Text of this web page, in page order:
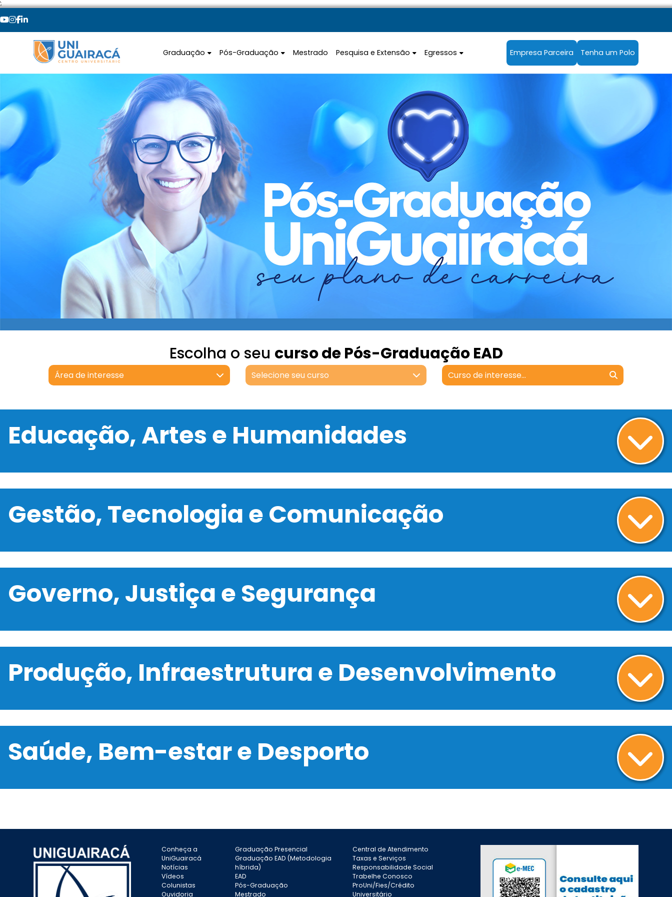
';
Graduação Pós-Graduação Mestrado Pesquisa e Extensão Egressos Empresa Parceira Tenha um Polo
Escolha o seu curso de Pós-Graduação EAD
Área de interesse Selecione seu curso
Educação, Artes e Humanidades
Gestão, Tecnologia e Comunicação
Governo, Justiça e Segurança
Produção, Infraestrutura e Desenvolvimento
Saúde, Bem-estar e Desporto
Conheça a
UniGuairacá
Notícias
Vídeos
Colunistas
Ouvidoria
Graduação Presencial
Graduação EAD (Metodologia
híbrida)
EAD
Pós-Graduação
Mestrado
Central de Atendimento
Taxas e Serviços
Responsabilidade Social
Trabelhe Conosco
ProUni/Fies/Crédito
Universitário